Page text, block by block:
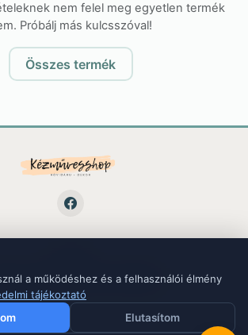
nem felel meg egyetlen termék
Próbálj más kulcsszóval!
Összes termék
AdatvédelemKapcsolatBlog
a működéshez és a felhasználói élmény
tájékoztató
Elutasítom